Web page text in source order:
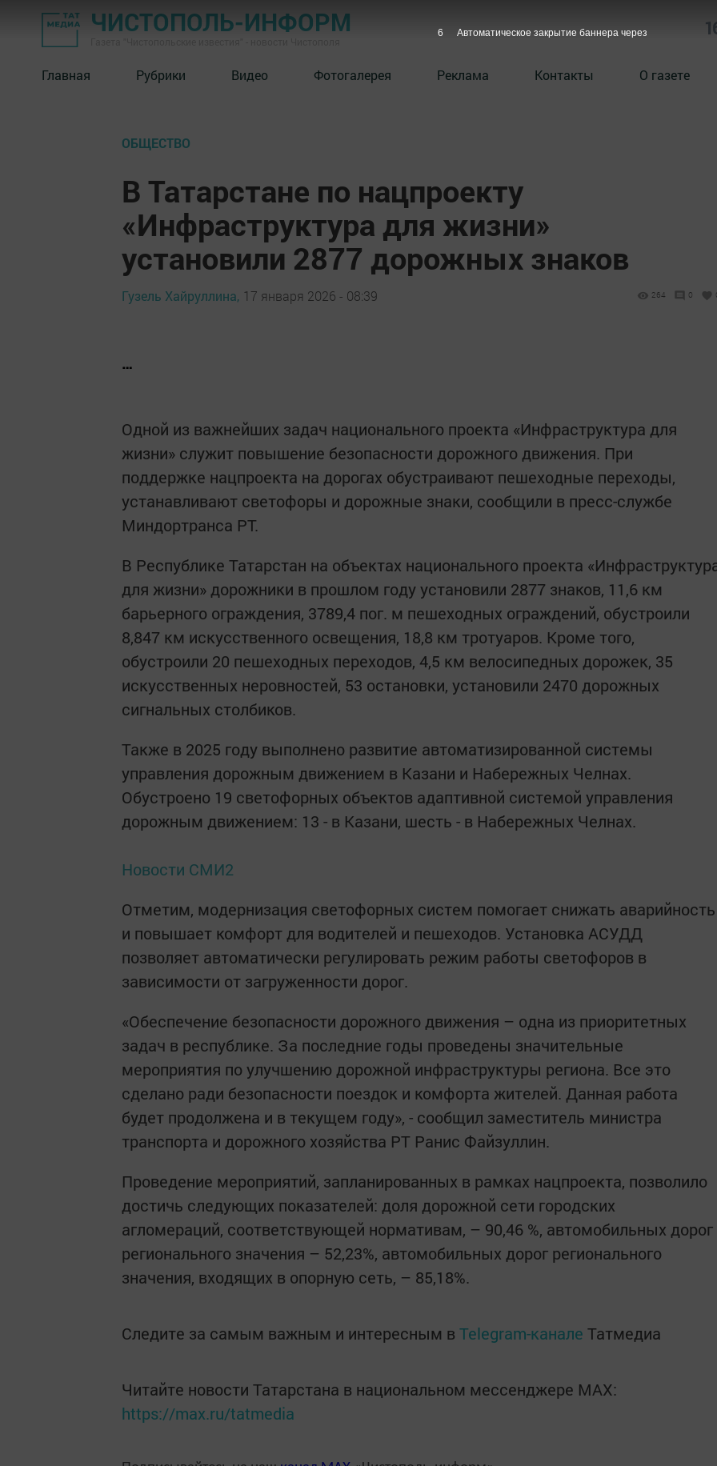
ЧИСТОПОЛЬ-ИНФОРМ
Главная Рубрики Видео Фотогалерея Реклама Контакты О газете
ОБЩЕСТВО
В Татарстане по нацпроекту
«Инфраструктура для жизни»
установили 2877 дорожных знаков
Гузель Хайруллина, 17 января 2026 - 08:39 264 0
…
Одной из важнейших задач национального проекта «Инфраструктура для
жизни» служит повышение безопасности дорожного движения. При
поддержке нацпроекта на дорогах обустраивают пешеходные переходы,
устанавливают светофоры и дорожные знаки, сообщили в пресс-службе
Миндортранса РТ.
В Республике Татарстан на объектах национального проекта
для жизни» дорожники в прошлом году установили 2877 знаков, 11,6 км
барьерного ограждения, 3789,4 пог. м пешеходных ограждений, обустроили
8,847 км искусственного освещения, 18,8 км тротуаров. Кроме того,
обустроили 20 пешеходных переходов, 4,5 км велосипедных дорожек, 35
искусственных неровностей, 53 остановки, установили 2470 дорожных
сигнальных столбиков.
Также в 2025 году выполнено развитие автоматизированной системы
управления дорожным движением в Казани и Набережных Челнах.
Обустроено 19 светофорных объектов адаптивной системой управления
дорожным движением: 13 - в Казани, шесть - в Набережных Челнах.
Новости СМИ2
Отметим, модернизация светофорных систем помогает снижать аварийность
и повышает комфорт для водителей и пешеходов. Установка АСУДД
позволяет автоматически регулировать режим работы светофоров в
зависимости от загруженности дорог.
«Обеспечение безопасности дорожного движения – одна из приоритетных
задач в республике. За последние годы проведены значительные
мероприятия по улучшению дорожной инфраструктуры региона. Все это
сделано ради безопасности поездок и комфорта жителей. Данная работа
будет продолжена и в текущем году», - сообщил заместитель министра
транспорта и дорожного хозяйства РТ Ранис Файзуллин.
Проведение мероприятий, запланированных в рамках нацпроекта, позволило
достичь следующих показателей: доля дорожной сети городских
агломераций, соответствующей нормативам, – 90,46 %, автомобильных дорог
регионального значения – 52,23%, автомобильных дорог регионального
значения, входящих в опорную сеть, – 85,18%.
Следите за самым важным и интересным в Telegram-канале Татмедиа
Читайте новости Татарстана в национальном мессенджере MАХ:
https://max.ru/tatmedia
5 Автоматическое закрытие баннера через